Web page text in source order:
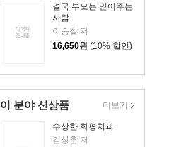
결국 부모는 믿어주는
사람
이승철 저
16,650원 (10% 할인)
이 분야 신상품
수상한 화평치과
김상훈 저
더보기